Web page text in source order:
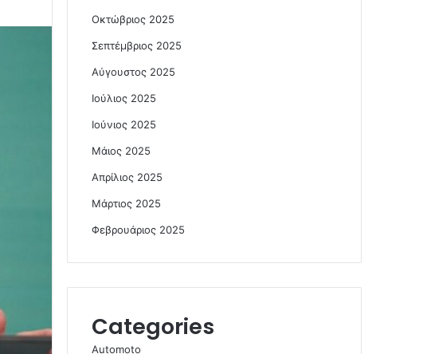
Οκτώβριος 2025
Σεπτέμβριος 2025
Αύγουστος 2025
Ιούλιος 2025
Ιούνιος 2025
Μάιος 2025
Απρίλιος 2025
Μάρτιος 2025
Φεβρουάριος 2025
Categories
Automoto